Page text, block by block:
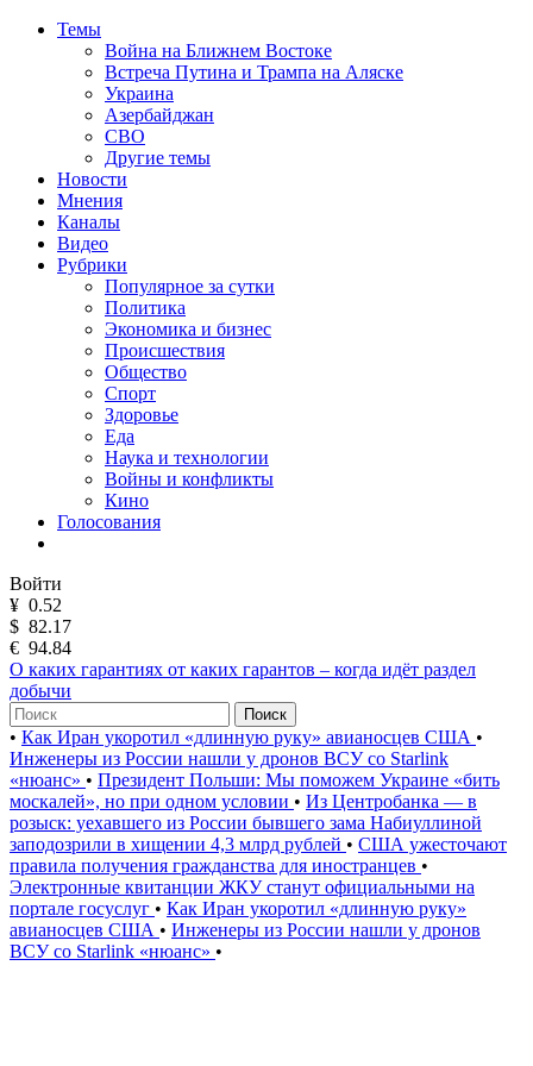
Темы
Война на Ближнем Востоке
Встреча Путина и Трампа на Аляске
Украина
Азербайджан
СВО
Другие темы
Новости
Мнения
Каналы
Видео
Рубрики
Популярное за сутки
Политика
Экономика и бизнес
Происшествия
Общество
Спорт
Здоровье
Еда
Наука и технологии
Войны и конфликты
Кино
Голосования
Войти
¥ 0.52
$ 82.17
€ 94.84
О каких гарантиях от каких гарантов – когда идёт раздел
добычи
Поиск
• Как Иран укоротил «длинную руку» авианосцев США •
Инженеры из России нашли у дронов ВСУ со Starlink
«нюанс» • Президент Польши: Мы поможем Украине «бить
москалей», но при одном условии • Из Центробанка — в
розыск: уехавшего из России бывшего зама Набиуллиной
заподозрили в хищении 4,3 млрд рублей • США ужесточают
правила получения гражданства для иностранцев •
Электронные квитанции ЖКУ станут официальными на
портале госуслуг • Как Иран укоротил «длинную руку»
авианосцев США • Инженеры из России нашли у дронов
ВСУ со Starlink «нюанс» •